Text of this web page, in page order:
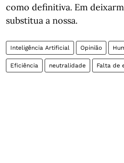
como definitiva. Em
substitua a nossa.
Inteligência Artificial Opinião
Eficiência neutralidade Falta de